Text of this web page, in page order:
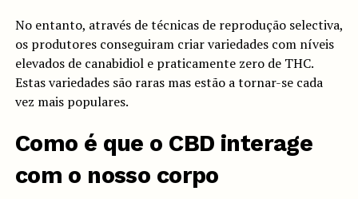
No entanto, através de técnicas de reprodução selectiva,
os produtores conseguiram criar variedades com níveis
elevados de canabidiol e praticamente zero de THC.
Estas variedades são raras mas estão a tornar-se cada
vez mais populares.
Como é que o CBD interage
com o nosso corpo